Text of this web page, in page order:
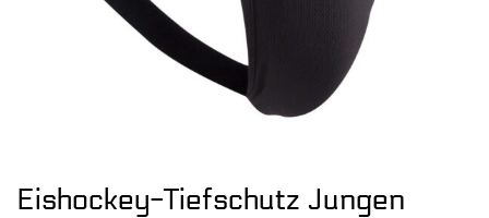
Eishockey-Tiefschutz Jungen